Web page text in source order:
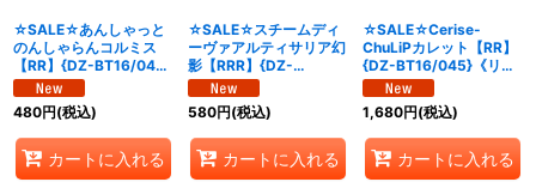
☆SALE☆あんしゃっと
のんしゃらんコルミス
【RR】{DZ-BT16/044}
《リリカルモナステリ
オ》
480円(税込)
カートに入れる
☆SALE☆スチームディ
ーヴァアルティサリア幻
影【RRR】{DZ-
BT16/004}《ダークス
テイツ》
580円(税込)
カートに入れる
☆SALE☆Cerise-
ChuLiPカレット【RR】
{DZ-BT16/045}《リリ
カルモナステリオ》
1,680円(税込)
カートに入れる